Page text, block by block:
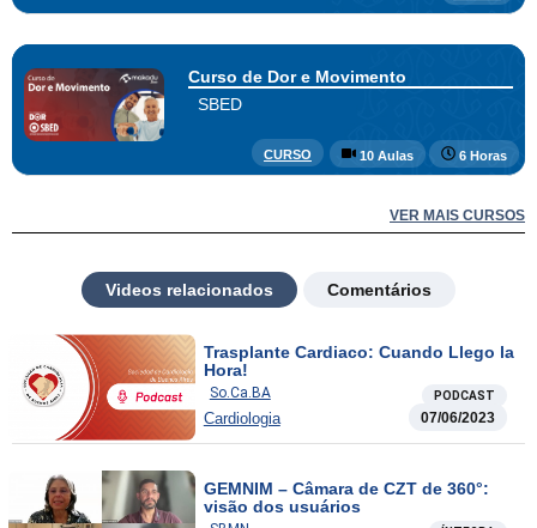
Curso de Dor e Movimento
SBED
CURSO 10 Aulas 6 Horas
VER MAIS CURSOS
Videos relacionados Comentários
Trasplante Cardiaco: Cuando Llego la
Hora!
So.Ca.BA PODCAST
Cardiologia 07/06/2023
GEMNIM – Câmara de CZT de 360°:
visão dos usuários